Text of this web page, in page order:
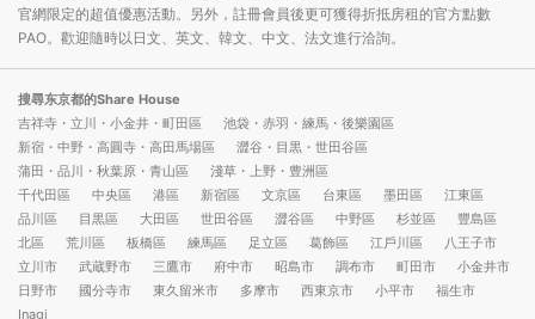
官網限定的超值優惠活動。另外，註冊會員後更可獲得折抵房租的官方點數
PAO。歡迎隨時以日文、英文、韓文、中文、法文進行洽詢。
搜尋东京都的Share House
吉祥寺・立川・小金井・町田區
池袋・赤羽・練馬・後樂園區
新宿・中野・高圓寺・高田馬場區
澀谷・目黒・世田谷區
蒲田・品川・秋葉原・青山區
淺草・上野・豊洲區
千代田區
中央區 港區 新宿區 文京區 台東區 墨田區
江東區
品川區
目黒區 大田區 世田谷區 澀谷區 中野區 杉並區
豐島區
北區
荒川區 板橋區 練馬區 足立區 葛飾區 江戶川區
八王子市
立川市
武蔵野市 三鷹市 府中市 昭島市 調布市 町田市
小金井市
日野市
國分寺市 東久留米市 多摩市 西東京市 小平市
福生市
Inagi